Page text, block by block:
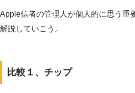
Apple信者の管理人が個人的に思う重
解説していこう。
比較１、チップ